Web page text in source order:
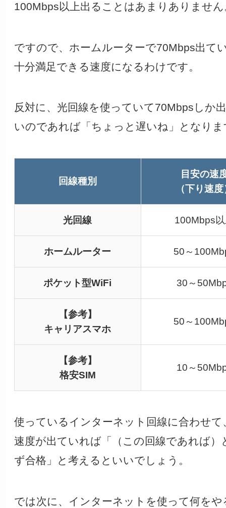
100Mbps以上出ることはあまりありません
ですので、ホームルーターで70Mbps出て
十分満足できる速度になるわけです。
反対に、光回線を使っていて70Mbpsしか
いのであれば「ちょっと遅いね」となりま
回線種別
目安の速
（下り速
光回線 100Mbps
ホームルーター 50～
ポケット型WiFi 30～
【参考】
キャリアスマホ
50～
【参考】
格安SIM
10～
使っているインターネット回線に合わせて
速度が出ていれば「（この回線であれば）
ず合格」と考えるといいでしょう。
では次に、インターネットを使って何をや